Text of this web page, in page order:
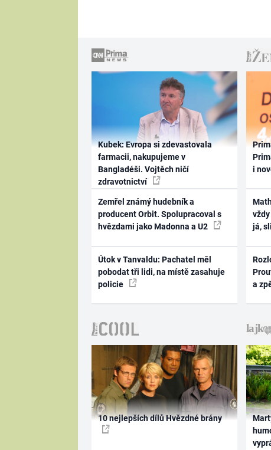
Kubek: Evropa si zdevastovala
farmacii, nakupujeme v
Bangladéši. Vojtěch ničí
zdravotnictví
Zemřel známý hudebník a
producent Orbit. Spolupracoval s
hvězdami jako Madonna a U2
Útok v Tanvaldu: Pachatel měl
pobodat tři lidi, na místě zasahuje
policie
i
já,
a
10 nejlepších dílů Hvězdné brány